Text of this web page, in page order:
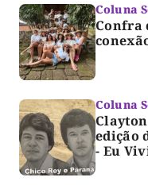
Coluna
Confra
Coluna
edição
- Eu